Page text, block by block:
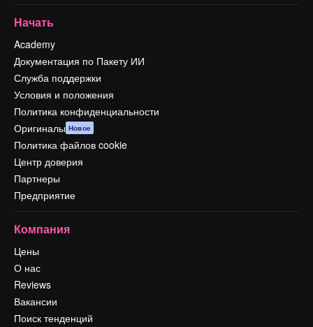
Начать
Academy
Документация по Пакету ИИ
Служба поддержки
Условия и положения
Политика конфиденциальности
Оригиналы Новое
Политика файлов cookie
Центр доверия
Партнеры
Предприятие
Компания
Цены
О нас
Reviews
Вакансии
Поиск тенденций